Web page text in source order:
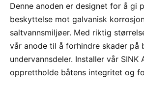
Denne anoden er designet for å gi
beskyttelse mot galvanisk
saltvannsmiljøer. Med riktig
vår anode til å forhindre skader på
undervannsdeler. Installer vår SINK
opprettholde båtens integritet og